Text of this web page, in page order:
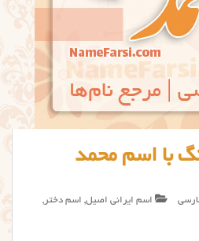
با اسم محمد
اسم ایرانی اصیل, اسم دختر ,